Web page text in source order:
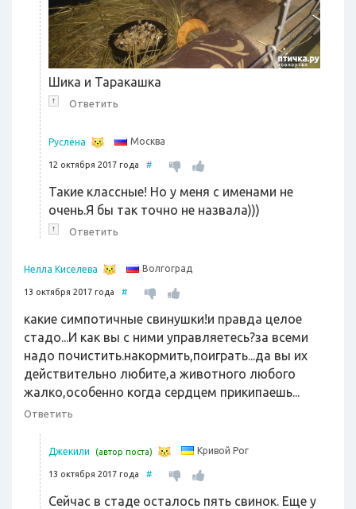
Шика и Таракашка
↑ Ответить
Руслёна Москва
12 октября 2017 года #
Такие классные! Но у меня с именами не
очень.Я бы так точно не назвала)))
↑ Ответить
Нелла Киселева Волгоград
13 октября 2017 года #
какие симпотичные свинушки!и правда целое
стадо...И как вы с ними управляетесь?за всеми
надо почистить.накормить,поиграть...да вы их
действительно любите,а животного любого
жалко,особенно когда сердцем прикипаешь...
Ответить
Джекили (автор поста) Кривой Рог
13 октября 2017 года #
Сейчас в стаде осталось пять свинок. Еще у